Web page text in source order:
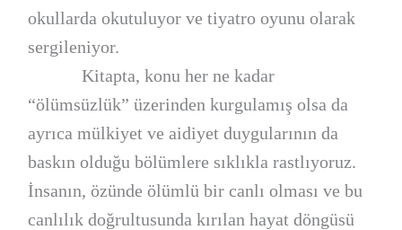
okullarda okutuluyor ve tiyatro oyunu olarak
sergileniyor.
Kitapta, konu her ne kadar
“ölümsüzlük” üzerinden kurgulamış olsa da
ayrıca mülkiyet ve aidiyet duygularının da
baskın olduğu bölümlere sıklıkla rastlıyoruz.
İnsanın, özünde ölümlü bir canlı olması ve bu
canlılık doğrultusunda kırılan hayat döngüsü